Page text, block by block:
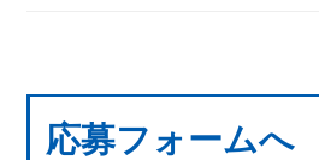
応募フォームへ